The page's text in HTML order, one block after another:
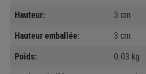
Hauteur:
3 cm
Hauteur emballée:
3 cm
Poids:
0.03 kg